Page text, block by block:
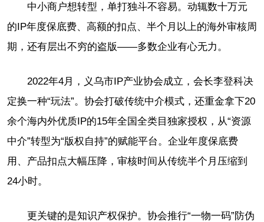
中小商户想转型，单打独斗不容易。动辄数十万元
的IP年度保底费、高额的扣点、半个月以上的海外审核周
期，还有层出不穷的盗版——多数企业有心无力。
2022年4月，义乌市IP产业协会成立，会长李登科决
定换一种“玩法”。协会打破传统中介模式，还重金拿下20
余个海内外优质IP的15年全国全类目独家授权，从“资源
中介”转型为“版权自持”的赋能平台。企业年度保底费
用、产品扣点大幅压降，审核时间从传统半个月压缩到
24小时。
更关键的是知识产权保护。协会推行“一物一码”防伪